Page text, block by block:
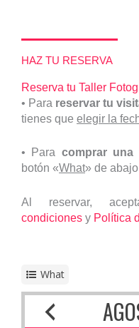
HAZ TU RESERVA
Reserva tu Taller
• Para reservar tu
tienes que elegir la
• Para comprar una
botón «What» de
Al reservar,
condiciones y Política
What